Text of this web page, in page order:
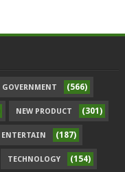
GOVERNMENT (566)
NEW PRODUCT (301)
ENTERTAIN (187)
TECHNOLOGY (154)